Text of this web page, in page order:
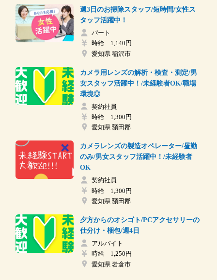
週3日のお掃除スタッフ/短時間/女性ス
タッフ活躍中！
パート
時給 1,140円
愛知県 稲沢市
カメラ用レンズの解析・検査・測定/男
女スタッフ活躍中！/未経験者OK/職場
環境◎
契約社員
時給 1,300円
愛知県 額田郡
カメラレンズの製造オペレーター/昼勤
のみ/男女スタッフ活躍中！/未経験者
OK
契約社員
時給 1,300円
愛知県 額田郡
夕方からのオシゴト/PCアクセサリーの
仕分け・梱包/週4日
アルバイト
時給 1,250円
愛知県 岩倉市